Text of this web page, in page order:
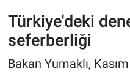
Türkiye'deki
seferberliği
Bakan Yumaklı,